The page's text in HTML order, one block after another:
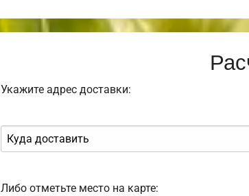
Укажите адрес доставки:
Либо отметьте место на карте: